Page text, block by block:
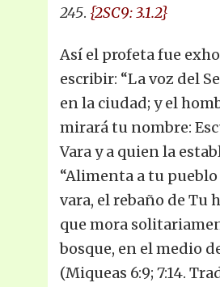
245. {2SC9: 3.1.2}
Así el profeta fue
escribir: “La voz del
en la ciudad; y el
mirará tu nombre:
Vara y a quien la
“Alimenta a tu
vara, el rebaño de Tu
que mora
bosque, en el medio
(Miqueas 6:9; 7:14.